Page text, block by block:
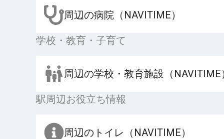
周辺の病院（NAVITIME）
学校・教育・子育て
周辺の学校・教育施設（NAVITIME
駅周辺お役立ち情報
周辺のトイレ（NAVITIME）